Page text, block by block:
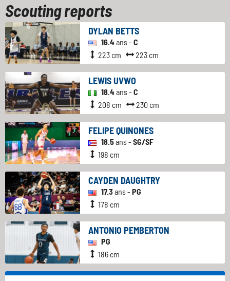
Scouting reports
DYLAN BETTS
16.4ans - C
223 cm
223 cm
LEWIS UVWO
18.4ans - C
208 cm
230 cm
FELIPE QUINONES
18.5ans - SG/SF
198 cm
CAYDEN DAUGHTRY
17.3ans - PG
178 cm
ANTONIO PEMBERTON
PG
186 cm